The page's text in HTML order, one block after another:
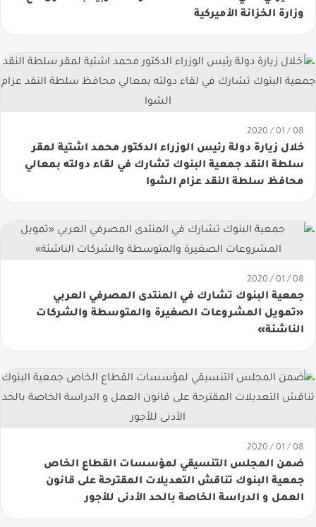
وزارة الخزانة الأميركية
08 / 01 / 2020
خلال زيارة دولة رئيس الوزراء الدكتور محمد اشتية لمقر
سلطة النقد جمعية البنوك تشارك في لقاء دولته بمعالي
محافظ سلطة النقد عزام الشوا
08 / 01 / 2020
جمعية البنوك تشارك في المنتدى المصرفي العربي
«تمويل المشروعات الصغيرة والمتوسطة والشركات
الناشئة»
08 / 01 / 2020
ضمن المجلس التنسيقي لمؤسسات القطاع الخاص
جمعية البنوك تناقش التعديلات المقترحة على قانون
العمل و الدراسة الخاصة بالحد الأدنى للأجور